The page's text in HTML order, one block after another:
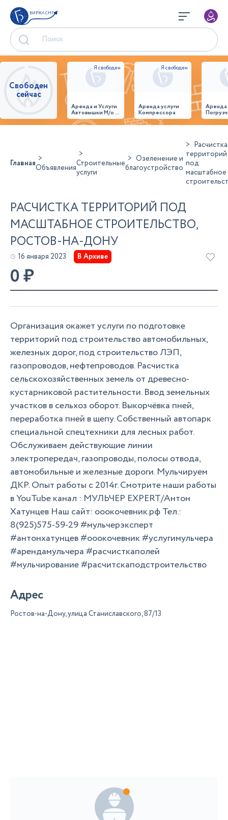
БИРЖА СНГ
Свободен
сейчас
Аренда и Услуги
Автовышки М/о г.
Домодедово
26,28,32 место
Аренда услуги
Компрессора
ГлавнаяОбъявленияСтроительные
услуги
Озеленение и
благоустройство
Расчистка
территорий
под
масштабное
РАСЧИСТКА ТЕРРИТОРИЙ ПОД
МАСШТАБНОЕ СТРОИТЕЛЬСТВО,
РОСТОВ-НА-ДОНУ
16 января 2023 В Архиве
0₽
Организация окажет услуги по подготовке
территорий под строительство автомобильных,
железных дорог, под строительство ЛЭП,
газопроводов, нефтепроводов. Расчистка
сельскохозяйственных земель от древесно-
кустарниковой растительности. Ввод земельных
участков в сельхоз оборот. Выкорчёвка пней,
переработка пней в щепу. Собственный автопарк
специальной спецтехники для лесных работ.
Обслуживаем действующие линии
электропередач, газопроводы, полосы отвода,
автомобильные и железные дороги. Мульчируем
ДКР. Опыт работы с 2014г. Смотрите наши работы
в YouTube канал : МУЛЬЧЕР EXPERT/Антон
Хатунцев Наш сайт: ооокочевник.рф Тел.:
8(925)575-59-29 #мульчерэксперт
#антонхатунцев #ооокочевник #услугимульчера
#арендамульчера #расчисткаполей
#мульчирование #расчитскаподстроительство
Адрес
Ростов-на-Дону, улица Станиславского, 87/13